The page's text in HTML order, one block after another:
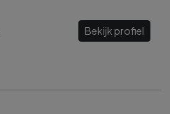
Bekijk profiel